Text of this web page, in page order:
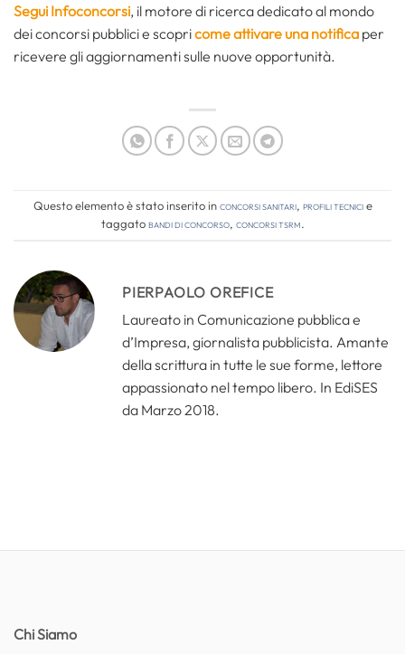
Segui Infoconcorsi, il motore di ricerca dedicato al mondo
dei concorsi pubblici e scopricome attivare una notifica per
ricevere gli aggiornamenti sulle nuove opportunità.
Questo elemento è stato inserito inConcorsi Sanitari, Profili tecnicie
taggatobandi di concorso, concorsi tsrm.
PIERPAOLO OREFICE
Laureato in Comunicazione pubblica e
d’Impresa, giornalista pubblicista. Amante
della scrittura in tutte le sue forme, lettore
appassionato nel tempo libero. In EdiSES
da Marzo 2018.
Chi Siamo